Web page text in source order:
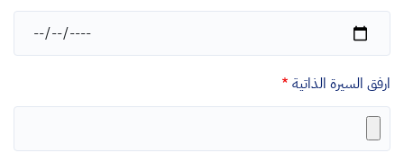
التاريخ
ارفق السيرة الذاتية